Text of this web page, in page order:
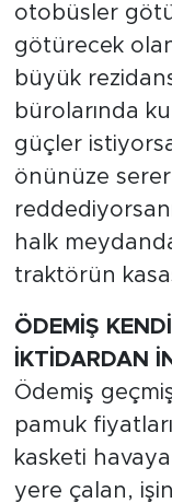
otobüsler
götürecek
büyük
bürolarında
güçler
önünüze
halk
traktörün
ÖDEMİŞ
İKTİDARDAN
Ödemiş
pamuk
kasketi
yere çalan,